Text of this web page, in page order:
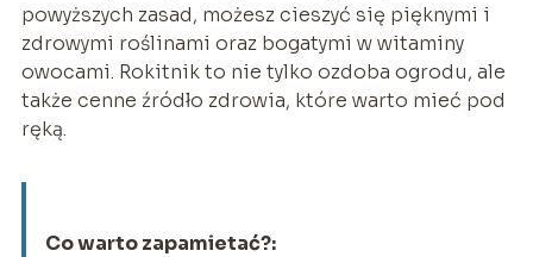
powyższych zasad, możesz cieszyć się pięknymi i
zdrowymi roślinami oraz bogatymi w witaminy
owocami. Rokitnik to nie tylko ozdoba ogrodu, ale
także cenne źródło zdrowia, które warto mieć pod
ręką.
Co warto zapamietać?: